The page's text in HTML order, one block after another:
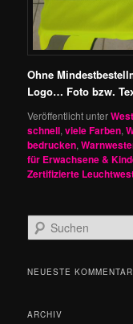
Ohne
Logo… Foto bzw.
Veröffentlicht unter
schnell,viele Farben,
bedrucken,
für Erwachsene &
Zertifizierte
u
h
NEUESTE
ARCHIV